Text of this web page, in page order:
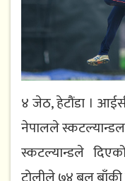
४ जेठ, हेटौंडा ।
नेपालले
स्कटल्यान्डले